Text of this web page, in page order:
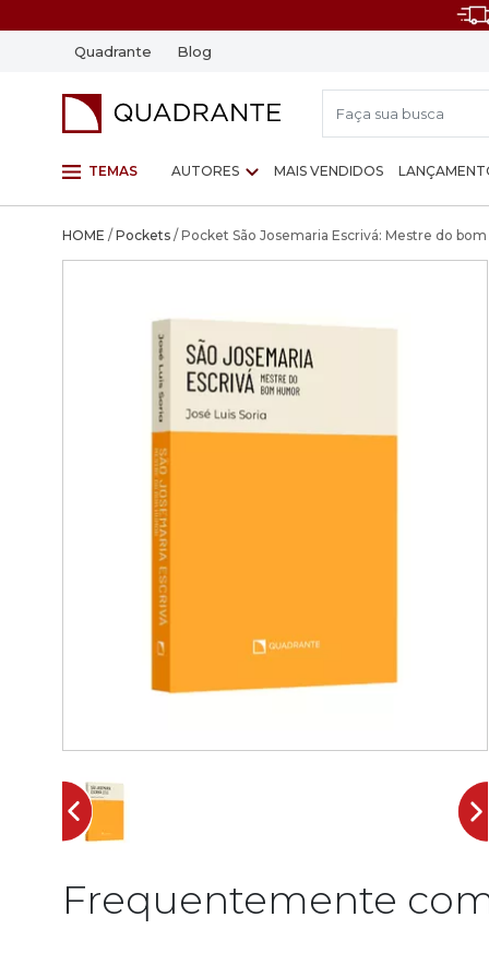
Quadrante Blog
TEMAS AUTORES MAIS VENDIDOS
HOME / Pockets / Pocket São Josemaria Escrivá: Mestre do
Frequentemente